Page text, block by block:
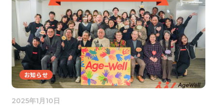
お知らせ
2025年1月10日